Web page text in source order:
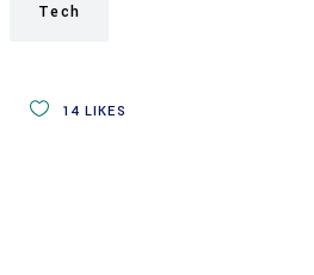
Tech
14 LIKES